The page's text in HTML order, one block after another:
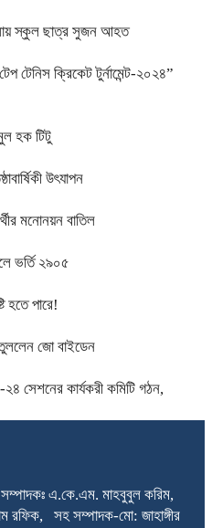
স্কুল ছাত্র সুজন আহত
টেনিস ক্রিকেট টুর্নামেন্ট-২০২৪”
হক টিটু
উৎযাপন
মনোনয়ন বাতিল
ভর্তি ২৯০৫
হতে পারে!
তুললেন জো বাইডেন
সেশনের কার্যকরী কমিটি গঠন,
এ.কে.এম. মাহবুবুল করিম,
রফিক, সহ সম্পাদক-মো: জাহাঙ্গীর